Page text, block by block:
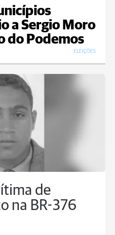
a Sergio Moro
do Podemos
ELEIÇÕES
de
na BR-376